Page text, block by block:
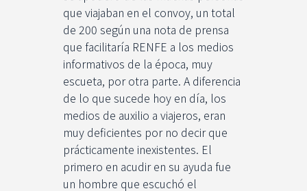
que viajaban en el convoy, un total
de 200 según una nota de prensa
que facilitaría RENFE a los medios
informativos de la época, muy
escueta, por otra parte. A diferencia
de lo que sucede hoy en día, los
medios de auxilio a viajeros, eran
muy deficientes por no decir que
prácticamente inexistentes. El
primero en acudir en su ayuda fue
un hombre que escuchó el